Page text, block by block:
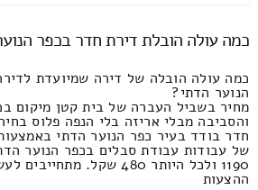
כמה עולה הובלת דירת חדר בכפר
כמה עולה הובלה של דירה שמיועדת
הנוער הדתי?
מחיר בשביל העברה של בית קטן מיקום
והסביבה מבלי אריזה בלי הנפה פלוס
חדר בודד בעיר כפר הנוער הדתי
של עבודות עבודת סבלים בכפר הנוער
1190 ולכל היותר 480 שקל.
ההצעות